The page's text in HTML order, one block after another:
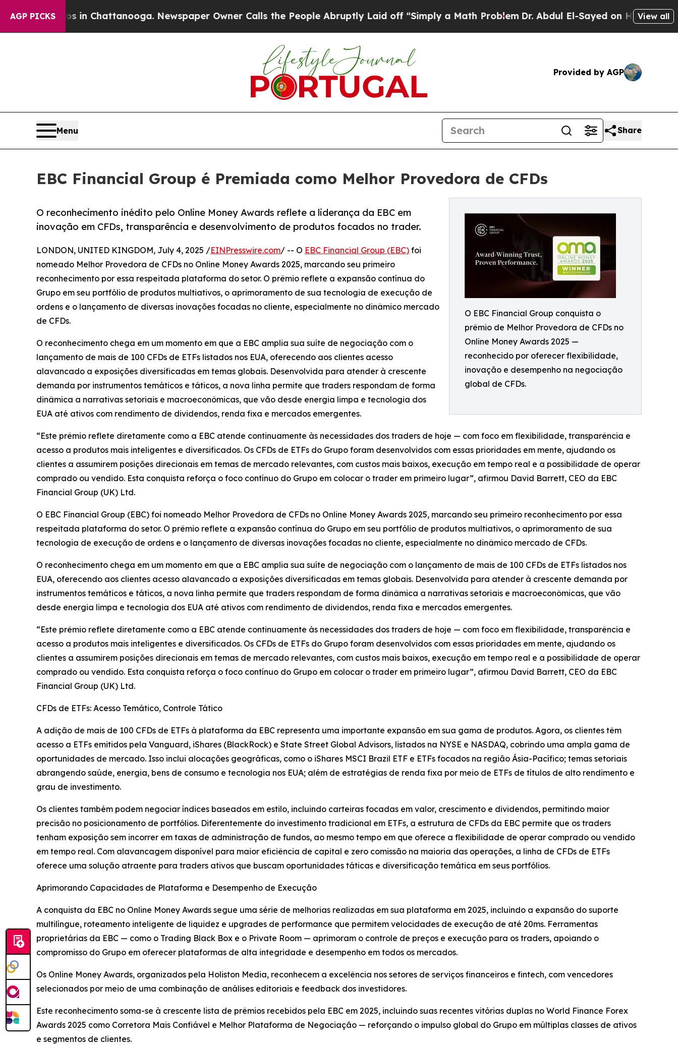
AGP PICKS
in Chattanooga. Newspaper Owner Calls the People Abruptly Laid off “Simply a Math ProblemDr. Abdul El-Sayed on Historic MichiganView all
Provided by AGP
Menu Share
EBC Financial Group é Premiada como Melhor Provedora de CFDs
O EBC Financial Group conquista o
prêmio de Melhor Provedora de CFDs no
Online Money Awards 2025 —
reconhecido por oferecer flexibilidade,
inovação e desempenho na negociação
global de CFDs.
O reconhecimento inédito pelo Online Money Awards reflete a liderança da EBC em
inovação em CFDs, transparência e desenvolvimento de produtos focados no trader.
LONDON, UNITED KINGDOM, July 4, 2025 /EINPresswire.com/ -- O EBC Financial Group (EBC) foi
nomeado Melhor Provedora de CFDs no Online Money Awards 2025, marcando seu primeiro
reconhecimento por essa respeitada plataforma do setor. O prêmio reflete a expansão contínua do
Grupo em seu portfólio de produtos multiativos, o aprimoramento de sua tecnologia de execução de
ordens e o lançamento de diversas inovações focadas no cliente, especialmente no dinâmico mercado
de CFDs.
O reconhecimento chega em um momento em que a EBC amplia sua suíte de negociação com o
lançamento de mais de 100 CFDs de ETFs listados nos EUA, oferecendo aos clientes acesso
alavancado a exposições diversificadas em temas globais. Desenvolvida para atender à crescente
demanda por instrumentos temáticos e táticos, a nova linha permite que traders respondam de forma
dinâmica a narrativas setoriais e macroeconômicas, que vão desde energia limpa e tecnologia dos
EUA até ativos com rendimento de dividendos, renda fixa e mercados emergentes.
“Este prêmio reflete diretamente como a EBC atende continuamente às necessidades dos traders de hoje — com foco em flexibilidade, transparência e
acesso a produtos mais inteligentes e diversificados. Os CFDs de ETFs do Grupo foram desenvolvidos com essas prioridades em mente, ajudando os
clientes a assumirem posições direcionais em temas de mercado relevantes, com custos mais baixos, execução em tempo real e a possibilidade de operar
comprado ou vendido. Esta conquista reforça o foco contínuo do Grupo em colocar o trader em primeiro lugar”, afirmou David Barrett, CEO da EBC
Financial Group (UK) Ltd.
O EBC Financial Group (EBC) foi nomeado Melhor Provedora de CFDs no Online Money Awards 2025, marcando seu primeiro reconhecimento por essa
respeitada plataforma do setor. O prêmio reflete a expansão contínua do Grupo em seu portfólio de produtos multiativos, o aprimoramento de sua
tecnologia de execução de ordens e o lançamento de diversas inovações focadas no cliente, especialmente no dinâmico mercado de CFDs.
O reconhecimento chega em um momento em que a EBC amplia sua suíte de negociação com o lançamento de mais de 100 CFDs de ETFs listados nos
EUA, oferecendo aos clientes acesso alavancado a exposições diversificadas em temas globais. Desenvolvida para atender à crescente demanda por
instrumentos temáticos e táticos, a nova linha permite que traders respondam de forma dinâmica a narrativas setoriais e macroeconômicas, que vão
desde energia limpa e tecnologia dos EUA até ativos com rendimento de dividendos, renda fixa e mercados emergentes.
“Este prêmio reflete diretamente como a EBC atende continuamente às necessidades dos traders de hoje — com foco em flexibilidade, transparência e
acesso a produtos mais inteligentes e diversificados. Os CFDs de ETFs do Grupo foram desenvolvidos com essas prioridades em mente, ajudando os
clientes a assumirem posições direcionais em temas de mercado relevantes, com custos mais baixos, execução em tempo real e a possibilidade de operar
comprado ou vendido. Esta conquista reforça o foco contínuo do Grupo em colocar o trader em primeiro lugar”, afirmou David Barrett, CEO da EBC
Financial Group (UK) Ltd.
CFDs de ETFs: Acesso Temático, Controle Tático
A adição de mais de 100 CFDs de ETFs à plataforma da EBC representa uma importante expansão em sua gama de produtos. Agora, os clientes têm
acesso a ETFs emitidos pela Vanguard, iShares (BlackRock) e State Street Global Advisors, listados na NYSE e NASDAQ, cobrindo uma ampla gama de
oportunidades de mercado. Isso inclui alocações geográficas, como o iShares MSCI Brazil ETF e ETFs focados na região Ásia-Pacífico; temas setoriais
abrangendo saúde, energia, bens de consumo e tecnologia nos EUA; além de estratégias de renda fixa por meio de ETFs de títulos de alto rendimento e
grau de investimento.
Os clientes também podem negociar índices baseados em estilo, incluindo carteiras focadas em valor, crescimento e dividendos, permitindo maior
precisão no posicionamento de portfólios. Diferentemente do investimento tradicional em ETFs, a estrutura de CFDs da EBC permite que os traders
tenham exposição sem incorrer em taxas de administração de fundos, ao mesmo tempo em que oferece a flexibilidade de operar comprado ou vendido
em tempo real. Com alavancagem disponível para maior eficiência de capital e zero comissão na maioria das operações, a linha de CFDs de ETFs
oferece uma solução atraente para traders ativos que buscam oportunidades táticas e diversificação temática em seus portfólios.
Aprimorando Capacidades de Plataforma e Desempenho de Execução
A conquista da EBC no Online Money Awards segue uma série de melhorias realizadas em sua plataforma em 2025, incluindo a expansão do suporte
multilíngue, roteamento inteligente de liquidez e upgrades de performance que permitem velocidades de execução de até 20ms. Ferramentas
proprietárias da EBC — como o Trading Black Box e o Private Room — aprimoram o controle de preços e execução para os traders, apoiando o
compromisso do Grupo em oferecer plataformas de alta integridade e desempenho em todos os mercados.
Os Online Money Awards, organizados pela Holiston Media, reconhecem a excelência nos setores de serviços financeiros e fintech, com vencedores
selecionados por meio de uma combinação de análises editoriais e feedback dos investidores.
Este reconhecimento soma-se à crescente lista de prêmios recebidos pela EBC em 2025, incluindo suas recentes vitórias duplas no World Finance Forex
Awards 2025 como Corretora Mais Confiável e Melhor Plataforma de Negociação — reforçando o impulso global do Grupo em múltiplas classes de ativos
e segmentos de clientes.